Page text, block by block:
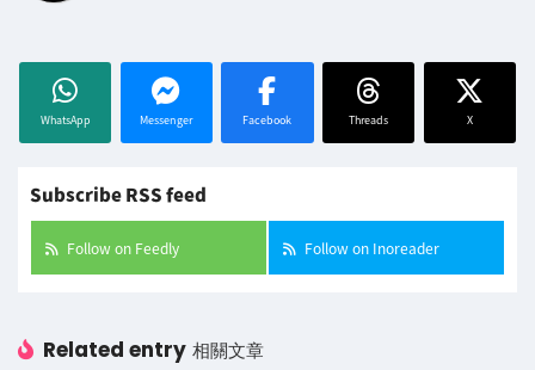
WhatsApp Messenger Facebook Threads X
Subscribe RSS feed
Follow on Feedly Follow on Inoreader
Related entry 相關文章